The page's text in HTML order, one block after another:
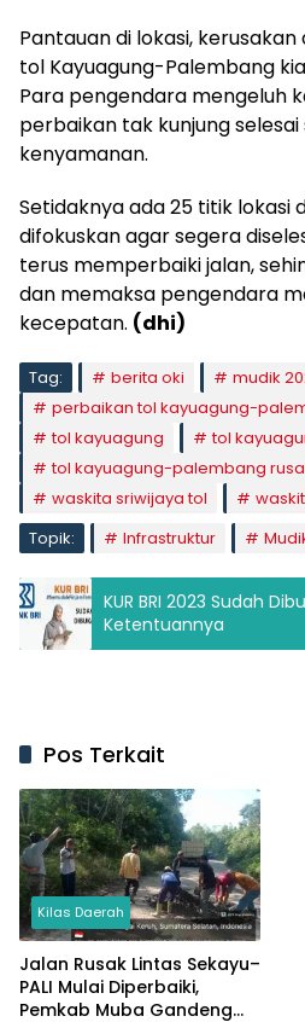
Pantauan di lokasi,
tol Kayuagung-Palembang
Para pengendara mengeluh
perbaikan tak kunjung
kenyamanan.
Setidaknya ada 25 titik lokasi
difokuskan agar segera
terus memperbaiki jalan,
dan memaksa pengendara
kecepatan. (dhi)
Tag: berita oki
mudik
perbaikan tol kayuagung-
tol kayuagung
tol
tol kayuagung-palembang
waskita sriwijaya tol
Topik:
Infrastruktur
KUR BRI 2023 Sudah
Ketentuannya
Pos Terkait
Kilas Daerah
Jalan Rusak Lintas Sekayu–
PALI Mulai Diperbaiki,
Pemkab Muba Gandeng